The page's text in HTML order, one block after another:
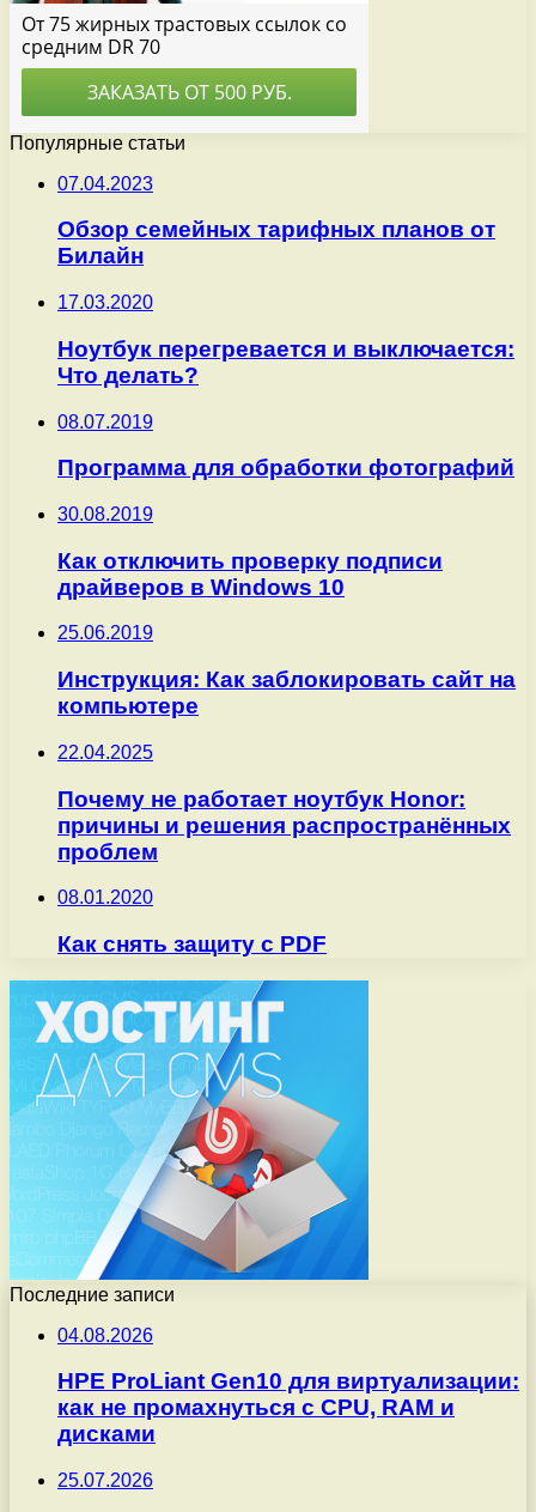
Популярные статьи
07.04.2023
Обзор семейных тарифных планов от
Билайн
17.03.2020
Ноутбук перегревается и выключается:
Что делать?
08.07.2019
Программа для обработки фотографий
30.08.2019
Как отключить проверку подписи
драйверов в Windows 10
25.06.2019
Инструкция: Как заблокировать сайт на
компьютере
22.04.2025
Почему не работает ноутбук Honor:
причины и решения распространённых
проблем
08.01.2020
Как снять защиту с PDF
Последние записи
04.08.2026
HPE ProLiant Gen10 для виртуализации:
как не промахнуться с CPU, RAM и
дисками
25.07.2026